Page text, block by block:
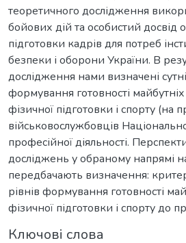
теоретичного дослідження
бойових дій та особистий досвід
підготовки кадрів для потреб
безпеки і оборони України. В
дослідження нами визначені
формування готовності майбутніх
фізичної підготовки і спорту (на
військовослужбовців
професійної діяльності.
досліджень у обраному напрямі
передбачають визначення:
рівнів формування готовності
фізичної підготовки і спорту до
Ключові слова